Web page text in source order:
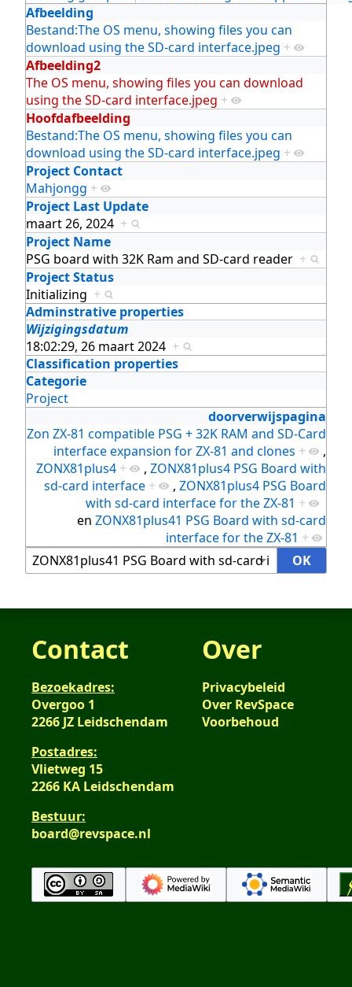
Afbeelding
Bestand:The OS menu, showing files you can
download using the SD-card interface.jpeg +
Afbeelding2
The OS menu, showing files you can download
using the SD-card interface.jpeg +
Hoofdafbeelding
Bestand:The OS menu, showing files you can
download using the SD-card interface.jpeg +
Project Contact
Mahjongg +
Project Last Update
maart 26, 2024 +
Project Name
PSG board with 32K Ram and SD-card reader +
Project Status
Initializing +
Adminstrative properties
Wijzigingsdatum
18:02:29, 26 maart 2024 +
Classification properties
Categorie
Project
doorverwijspagina
Zon ZX-81 compatible PSG + 32K RAM and SD-Card
interface expansion for ZX-81 and clones +
,
ZONX81plus4 + , ZONX81plus4 PSG Board with
sd-card interface + , ZONX81plus4 PSG Board
with sd-card interface for the ZX-81 +
en ZONX81plus41 PSG Board with sd-card
interface for the ZX-81 +
Contact
Bezoekadres:
Overgoo 1
2266 JZ Leidschendam
Postadres:
Vlietweg 15
2266 KA Leidschendam
Bestuur:
board@revspace.nl
Over
Privacybeleid
Over RevSpace
Voorbehoud